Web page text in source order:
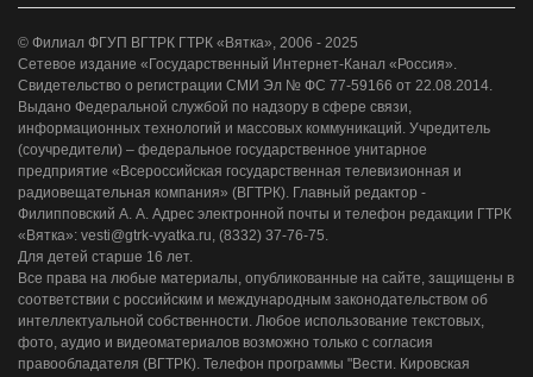
© Филиал ФГУП ВГТРК ГТРК «Вятка», 2006 - 2025
Сетевое издание «Государственный Интернет-Канал «Россия».
Свидетельство о регистрации СМИ Эл № ФС 77-59166 от 22.08.2014.
Выдано Федеральной службой по надзору в сфере связи,
информационных технологий и массовых коммуникаций. Учредитель
(соучредители) – федеральное государственное унитарное
предприятие «Всероссийская государственная телевизионная и
радиовещательная компания» (ВГТРК). Главный редактор -
Филипповский А. А. Адрес электронной почты и телефон редакции ГТРК
«Вятка»: vesti@gtrk-vyatka.ru, (8332) 37-76-75.
Для детей старше 16 лет.
Все права на любые материалы, опубликованные на сайте, защищены в
соответствии с российским и международным законодательством об
интеллектуальной собственности. Любое использование текстовых,
фото, аудио и видеоматериалов возможно только с согласия
правообладателя (ВГТРК). Телефон программы "Вести. Кировская